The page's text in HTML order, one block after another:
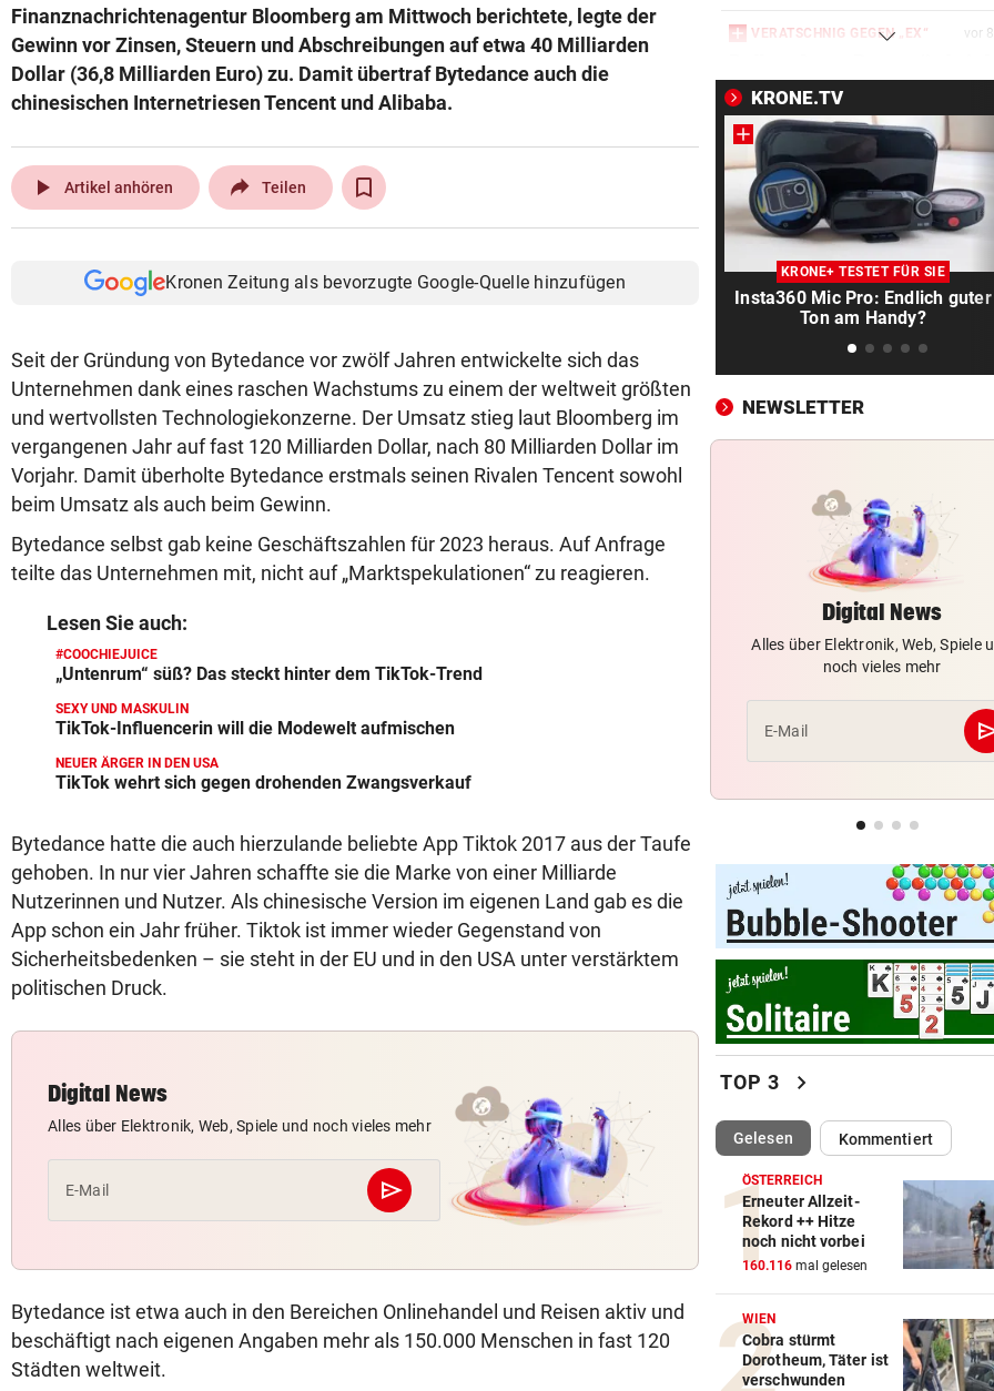
Finanznachrichtenagentur Bloomberg am Mittwoch berichtete, legte der
Gewinn vor Zinsen, Steuern und Abschreibungen auf etwa 40 Milliarden
Dollar (36,8 Milliarden Euro) zu. Damit übertraf Bytedance auch die
chinesischen Internetriesen Tencent und Alibaba.
play_arrow Artikel anhören Teilen
Kronen Zeitung als bevorzugte Google-Quelle hinzufügen
Seit der Gründung von Bytedance vor zwölf Jahren entwickelte sich das
Unternehmen dank eines raschen Wachstums zu einem der weltweit größten
und wertvollsten Technologiekonzerne. Der Umsatz stieg laut Bloomberg im
vergangenen Jahr auf fast 120 Milliarden Dollar, nach 80 Milliarden Dollar im
Vorjahr. Damit überholte Bytedance erstmals seinen Rivalen Tencent sowohl
beim Umsatz als auch beim Gewinn.
Bytedance selbst gab keine Geschäftszahlen für 2023 heraus. Auf Anfrage
teilte das Unternehmen mit, nicht auf „Marktspekulationen“ zu reagieren.
Lesen Sie auch:
#COOCHIEJUICE
„Untenrum“ süß? Das steckt hinter dem TikTok-Trend
SEXY UND MASKULIN
TikTok-Influencerin will die Modewelt aufmischen
NEUER ÄRGER IN DEN USA
TikTok wehrt sich gegen drohenden Zwangsverkauf
Bytedance hatte die auch hierzulande beliebte App Tiktok 2017 aus der Taufe
gehoben. In nur vier Jahren schaffte sie die Marke von einer Milliarde
Nutzerinnen und Nutzer. Als chinesische Version im eigenen Land gab es die
App schon ein Jahr früher. Tiktok ist immer wieder Gegenstand von
Sicherheitsbedenken – sie steht in der EU und in den USA unter verstärktem
politischen Druck.
Digital News
Alles über Elektronik, Web, Spiele und noch vieles mehr
E-Mail send
Abschicken
Bytedance ist etwa auch in den Bereichen Onlinehandel und Reisen aktiv und
beschäftigt nach eigenen Angaben mehr als 150.000 Menschen in fast 120
Städten weltweit.
VERATSCHNIG GEGEN „EX“ vor
gegen den WAC jubeln!“
„EXTREM ANSTRENGEND“ vor
Arzt auf Auslandsmission:
„Südsudan ist vergessen“
MÜHSAME ENERGIEWENDE vor
Heikler Kraftakt: Neue
brauchen Geduld
Das Märchen der deutschen
Autobauer
LANGEWEILE ALS MOTIV vor
Gotteshaus nicht Halt
ZWISCHEN HIMMEL & ERDE
Über Tattoos und die Krux
Individualität
UMFRAGE ALARMIEREND vor 37
Jeder vierte Industriebetrieb
erwägt Verlagerung
vor
Regen zur Belebung
EU und wir in der
HOCHSAISON FÜR ÄRGER vor
Neuer Anlauf, um „Stau-
Flüchtlinge“ zu verbannen
WIEN, NÖ & BURGENLAND vor
Tiere auf der Suche nach
Zuhause
„KRONE“-KOMMENTAR
Die Wende ist weit entfernt
TEMPERATUREN STEIGEN vor 2
Nach kurzer Verschnaufpause
wieder bis zu 32 Grad
HIER IM TICKER
MotoGP: Sprintrennen in
Silverstone ab 17 Uhr LIVE
KRONE.TV
KRONE+ TESTET FÜR SIE
Insta360 Mic Pro: Endlich guter
Ton am Handy?
NEWSLETTER
Digital News
Alles über Elektronik, Web, Spiele
noch vieles mehr
E-Mail
TOP 3 chevron_right
Gelesen(ausgewählt)Kommentiert
ÖSTERREICH
Erneuter Allzeit-
Rekord ++ Hitze
noch nicht vorbei
160.116 mal gelesen
WIEN
Cobra stürmt
Dorotheum, Täter ist
verschwunden